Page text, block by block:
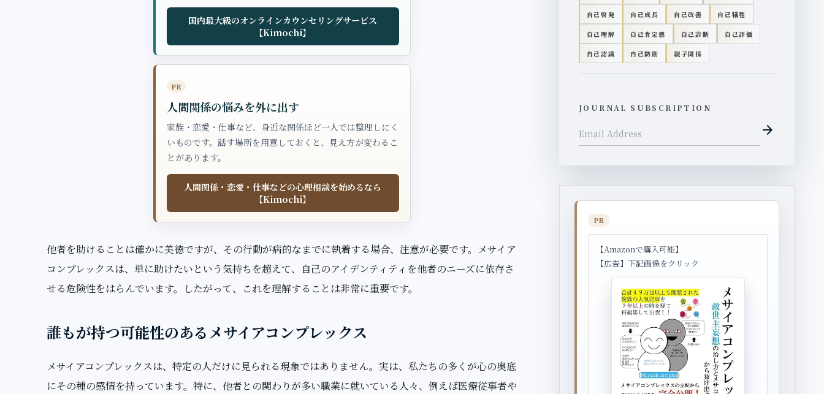
国内最大級のオンラインカウンセリングサービス
【Kimochi】
PR
人間関係の悩みを外に出す
家族・恋愛・仕事など、身近な関係ほど一人では整理しにく
いものです。話す場所を用意しておくと、見え方が変わるこ
とがあります。
人間関係・恋愛・仕事などの心理相談を始めるなら
【Kimochi】
他者を助けることは確かに美徳ですが、その行動が病的なまでに執着する場合、注意が必要です。メサイア
コンプレックスは、単に助けたいという気持ちを超えて、自己のアイデンティティを他者のニーズに依存さ
せる危険性をはらんでいます。したがって、これを理解することは非常に重要です。
誰もが持つ可能性のあるメサイアコンプレックス
メサイアコンプレックスは、特定の人だけに見られる現象ではありません。実は、私たちの多くが心の奥底
にその種の感情を持っています。特に、他者との関わりが多い職業に就いている人々、例えば医療従事者や
自己啓発 自己成長 自己改善 自己犠牲
自己理解 自己肯定感 自己診断 自己評価
自己認識 自己防衛 親子関係
JOURNAL SUBSCRIPTION
arrow_forward
PR
【Amazonで購入可能】
【広告】下記画像をクリック